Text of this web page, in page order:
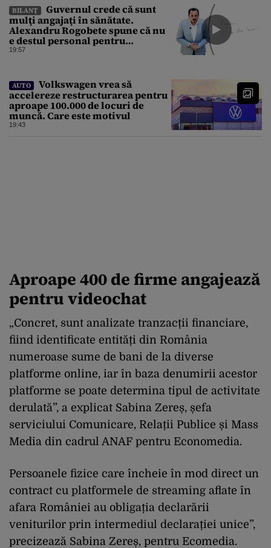
BILANȚ
Guvernul crede că sunt
mulţi angajaţi în sănătate.
Alexandru Rogobete spune că nu
e destul personal pentru
combaterea infecţiilor
19:57
AUTO
Volkswagen vrea să
accelereze restructurarea pentru
aproape 100.000 de locuri de
muncă. Care este motivul
19:43
Aproape 400 de firme angajează
pentru videochat
„Concret, sunt analizate tranzacții financiare,
fiind identificate entități din România
numeroase sume de bani de la diverse
platforme online, iar în baza denumirii acestor
platforme se poate determina tipul de activitate
derulată”, a explicat Sabina Zereș, șefa
serviciului Comunicare, Relații Publice și Mass
Media din cadrul ANAF pentru Economedia.
Persoanele fizice care încheie în mod direct un
contract cu platformele de streaming aflate în
afara României au obligația declarării
veniturilor prin intermediul declarației unice”,
precizează Sabina Zereș, pentru Ecomedia.